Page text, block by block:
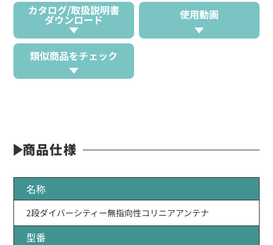
カタログ/取扱説明書
ダウンロード 使用動画
類似商品をチェック
商品仕様
名称
2段ダイバーシティー無指向性コリニアアンテナ
型番